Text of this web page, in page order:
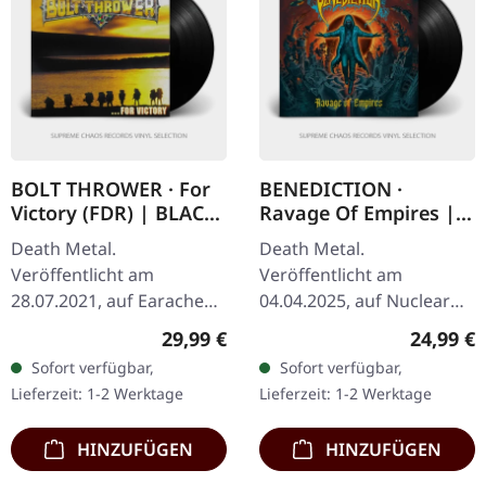
BOLT THROWER · For
Victory (FDR) | BLACK
LP
Death Metal.
Veröffentlicht am
28.07.2021, auf Earache
Records. Schwarzes Vinyl,
bedruckte Innenhülle, Full
Dynamic Range
Wiederveröffentlichung.…
Regulärer Preis:
29,99 €
Sofort verfügbar,
Lieferzeit: 1-2 Werktage
HINZUFÜGEN
BENEDICTION ·
Ravage Of Empires |
BLACK LP
Death Metal.
Veröffentlicht am
04.04.2025, auf Nuclear
Blast Records. Schwarzes
Vinyl. Das neueste Werk
der britischen Death-
Metal-Pioniere…
24,99 €
Sofort verfügbar,
Lieferzeit: 1-2 Werktage
HINZUFÜGEN